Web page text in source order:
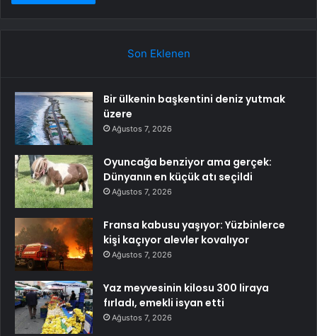
Son Eklenen
Bir ülkenin başkentini deniz yutmak
üzere
Ağustos 7, 2026
Oyuncağa benziyor ama gerçek:
Dünyanın en küçük atı seçildi
Ağustos 7, 2026
Fransa kabusu yaşıyor: Yüzbinlerce
kişi kaçıyor alevler kovalıyor
Ağustos 7, 2026
Yaz meyvesinin kilosu 300 liraya
fırladı, emekli isyan etti
Ağustos 7, 2026